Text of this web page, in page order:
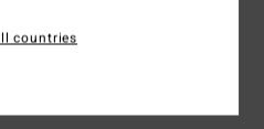
d'ouverture zip poitrine
countries